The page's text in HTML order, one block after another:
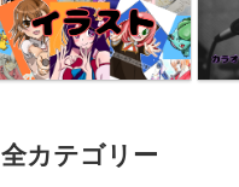
全カテゴリー